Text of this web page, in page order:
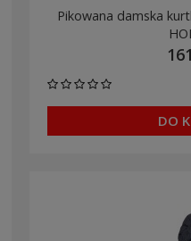
Pikowana damska
DO